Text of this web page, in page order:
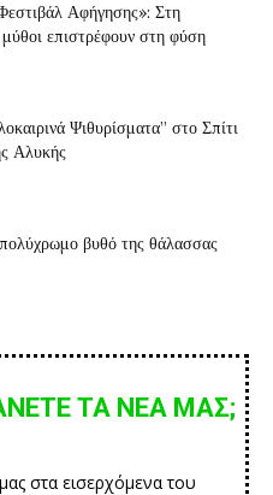
Αφήγησης»: Στη
επιστρέφουν στη φύση
Ψιθυρίσματα” στο Σπίτι
Αλυκής
βυθό της θάλασσας
ΤΑ ΝΕΑ ΜΑΣ;
στα εισερχόμενα του